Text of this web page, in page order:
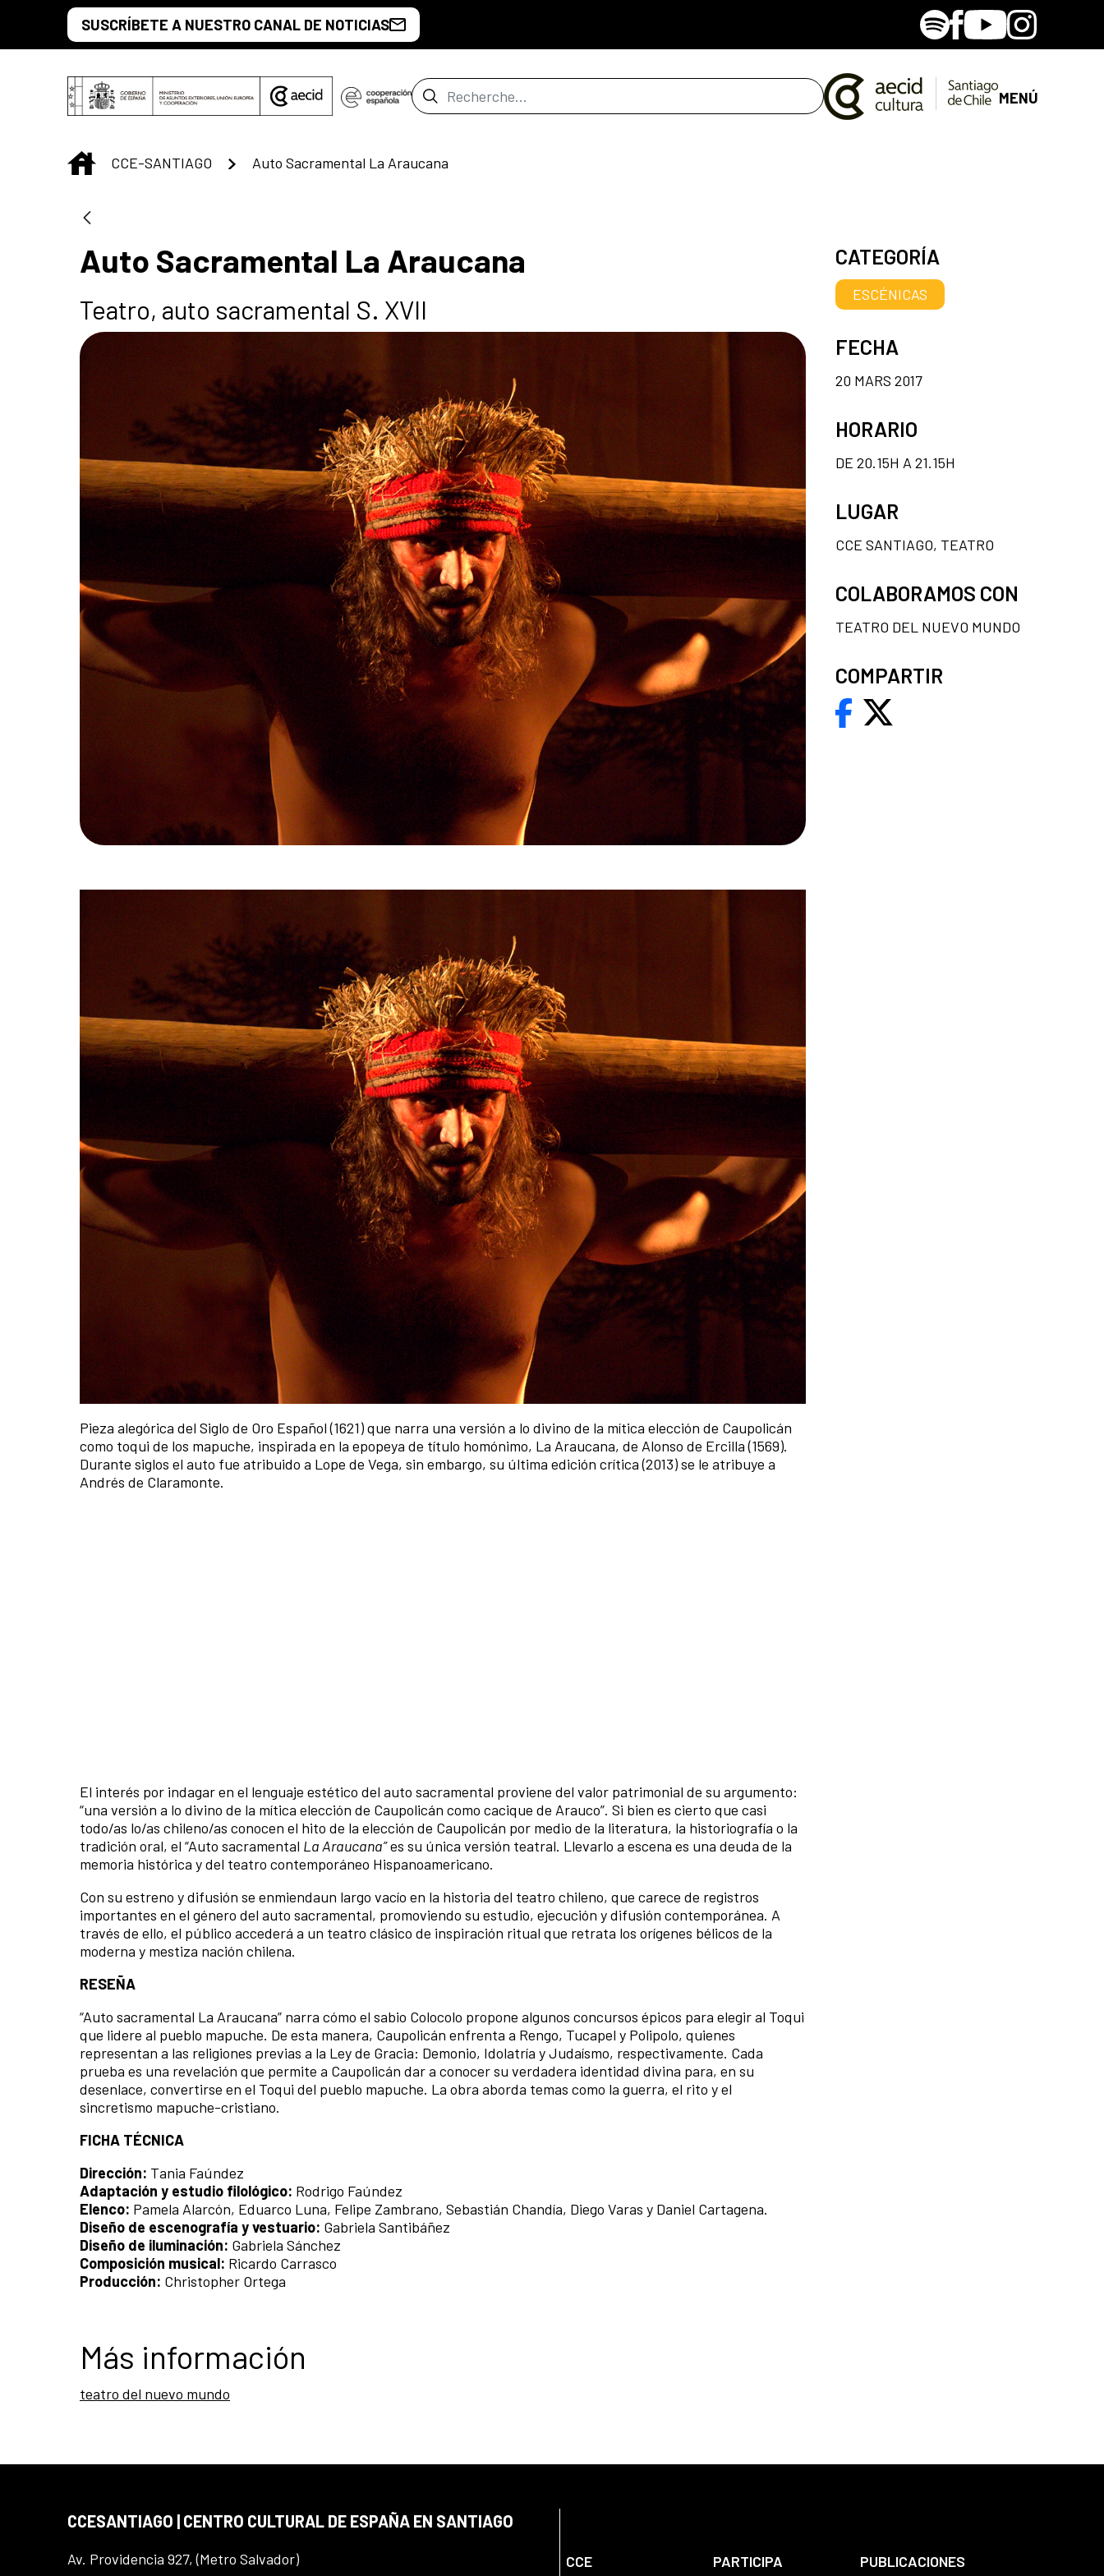
Saut au contenu principal
SUSCRÍBETE A NUESTRO CANAL DE NOTICIAS SpotifyFacebook
YoutubeInstagram
Barre de recherche MENÚ
INICIO
CCE-SANTIAGO Auto Sacramental La Araucana
Auto Sacramental La Araucana
Teatro, auto sacramental S. XVII
Pieza alegórica del Siglo de Oro Español (1621) que narra una versión a lo divino de la mítica elección de Caupolicán
como toqui de los mapuche, inspirada en la epopeya de título homónimo, La Araucana, de Alonso de Ercilla (1569).
Durante siglos el auto fue atribuido a Lope de Vega, sin embargo, su última edición crítica (2013) se le atribuye a
Andrés de Claramonte.
El interés por indagar en el lenguaje estético del auto sacramental proviene del valor patrimonial de su argumento:
“una versión a lo divino de la mítica elección de Caupolicán como cacique de Arauco”. Si bien es cierto que casi
todo/as lo/as chileno/as conocen el hito de la elección de Caupolicán por medio de la literatura, la historiografía o la
tradición oral, el “Auto sacramental La Araucana”es su única versión teatral. Llevarlo a escena es una deuda de la
memoria histórica y del teatro contemporáneo Hispanoamericano.
Con su estreno y difusión se enmiendaun largo vacío en la historia del teatro chileno, que carece de registros
importantes en el género del auto sacramental, promoviendo su estudio, ejecución y difusión contemporánea. A
través de ello, el público accederá a un teatro clásico de inspiración ritual que retrata los orígenes bélicos de la
moderna y mestiza nación chilena.
RESEÑA
“Auto sacramental La Araucana” narra cómo el sabio Colocolo propone algunos concursos épicos para elegir al Toqui
que lidere al pueblo mapuche. De esta manera, Caupolicán enfrenta a Rengo, Tucapel y Polipolo, quienes
representan a las religiones previas a la Ley de Gracia: Demonio, Idolatría y Judaísmo, respectivamente. Cada
prueba es una revelación que permite a Caupolicán dar a conocer su verdadera identidad divina para, en su
desenlace, convertirse en el Toqui del pueblo mapuche. La obra aborda temas como la guerra, el rito y el
sincretismo mapuche-cristiano.
FICHA TÉCNICA
Dirección: Tania Faúndez
Adaptación y estudio filológico: Rodrigo Faúndez
Elenco: Pamela Alarcón, Eduarco Luna, Felipe Zambrano, Sebastián Chandía, Diego Varas y Daniel Cartagena.
Diseño de escenografía y vestuario: Gabriela Santibáñez
Diseño de iluminación: Gabriela Sánchez
Composición musical: Ricardo Carrasco
Producción: Christopher Ortega
Más información
teatro del nuevo mundo
CATEGORÍA
ESCÉNICAS
FECHA
20 MARS 2017
HORARIO
DE 20.15H A 21.15H
LUGAR
CCE SANTIAGO, TEATRO
COLABORAMOS CON
TEATRO DEL NUEVO MUNDO
COMPARTIR
CCESANTIAGO | CENTRO CULTURAL DE ESPAÑA EN SANTIAGO
Av. Providencia 927, (Metro Salvador)
CCE PARTICIPA
PUBLICACIONES